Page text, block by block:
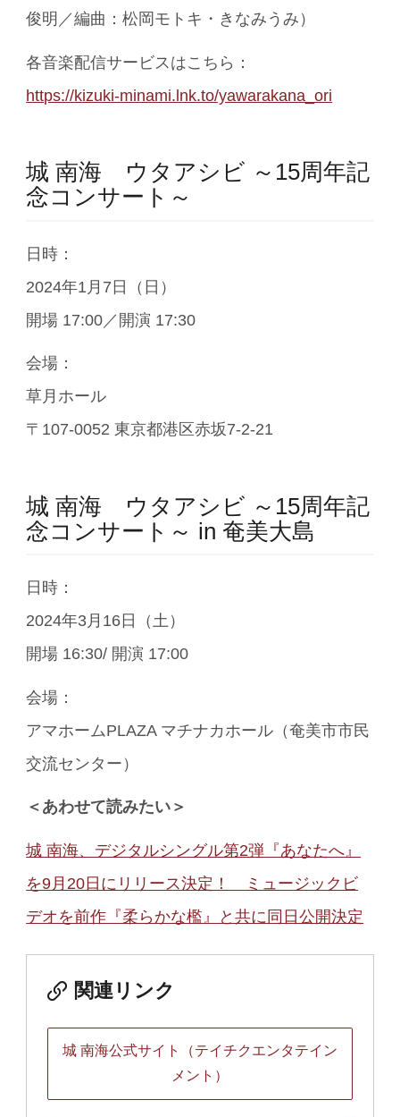
俊明／編曲：松岡モトキ・きなみうみ）
各音楽配信サービスはこちら：
https://kizuki-minami.lnk.to/yawarakana_ori
城 南海 ウタアシビ ～15周年記
念コンサート～
日時：
2024年1月7日（日）
開場 17:00／開演 17:30
会場：
草月ホール
〒107-0052 東京都港区赤坂7-2-21
城 南海 ウタアシビ ～15周年記
念コンサート～ in 奄美大島
日時：
2024年3月16日（土）
開場 16:30/ 開演 17:00
会場：
アマホームPLAZA マチナカホール（奄美市市民
交流センター）
＜あわせて読みたい＞
城 南海、デジタルシングル第2弾『あなたへ』
を9月20日にリリース決定！ ミュージックビ
デオを前作『柔らかな檻』と共に同日公開決定
関連リンク
城 南海公式サイト（テイチクエンタテイン
メント）